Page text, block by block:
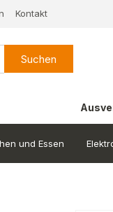
Kontakt
Suchen
und Essen